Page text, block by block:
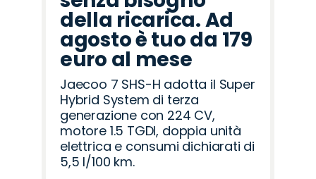
della ricarica. Ad
agosto è tuo da 179
euro al mese
Jaecoo 7 SHS-H adotta il Super
Hybrid System di terza
generazione con 224 CV,
motore 1.5 TGDI, doppia unità
elettrica e consumi dichiarati di
5,5 l/100 km.